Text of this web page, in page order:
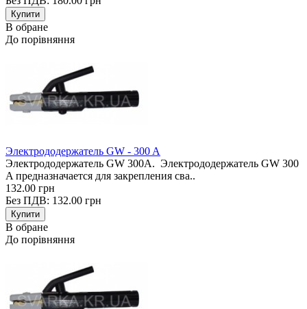
В обране
До порівняння
Электрододержатель GW - 300 A
Электрододержатель GW 300A. Электрододержатель GW 300
A предназначается для закрепления сва..
132.00 грн
Без ПДВ: 132.00 грн
В обране
До порівняння